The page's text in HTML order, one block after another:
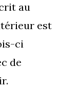
au
est
ci
de